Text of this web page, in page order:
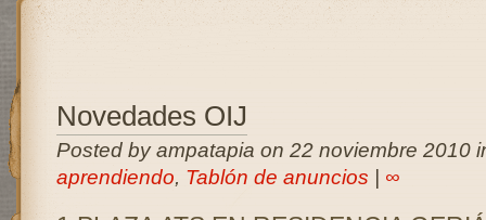
Novedades OIJ
Posted by ampatapia on 22 noviembre 2010
aprendiendo, Tablón de anuncios ∞